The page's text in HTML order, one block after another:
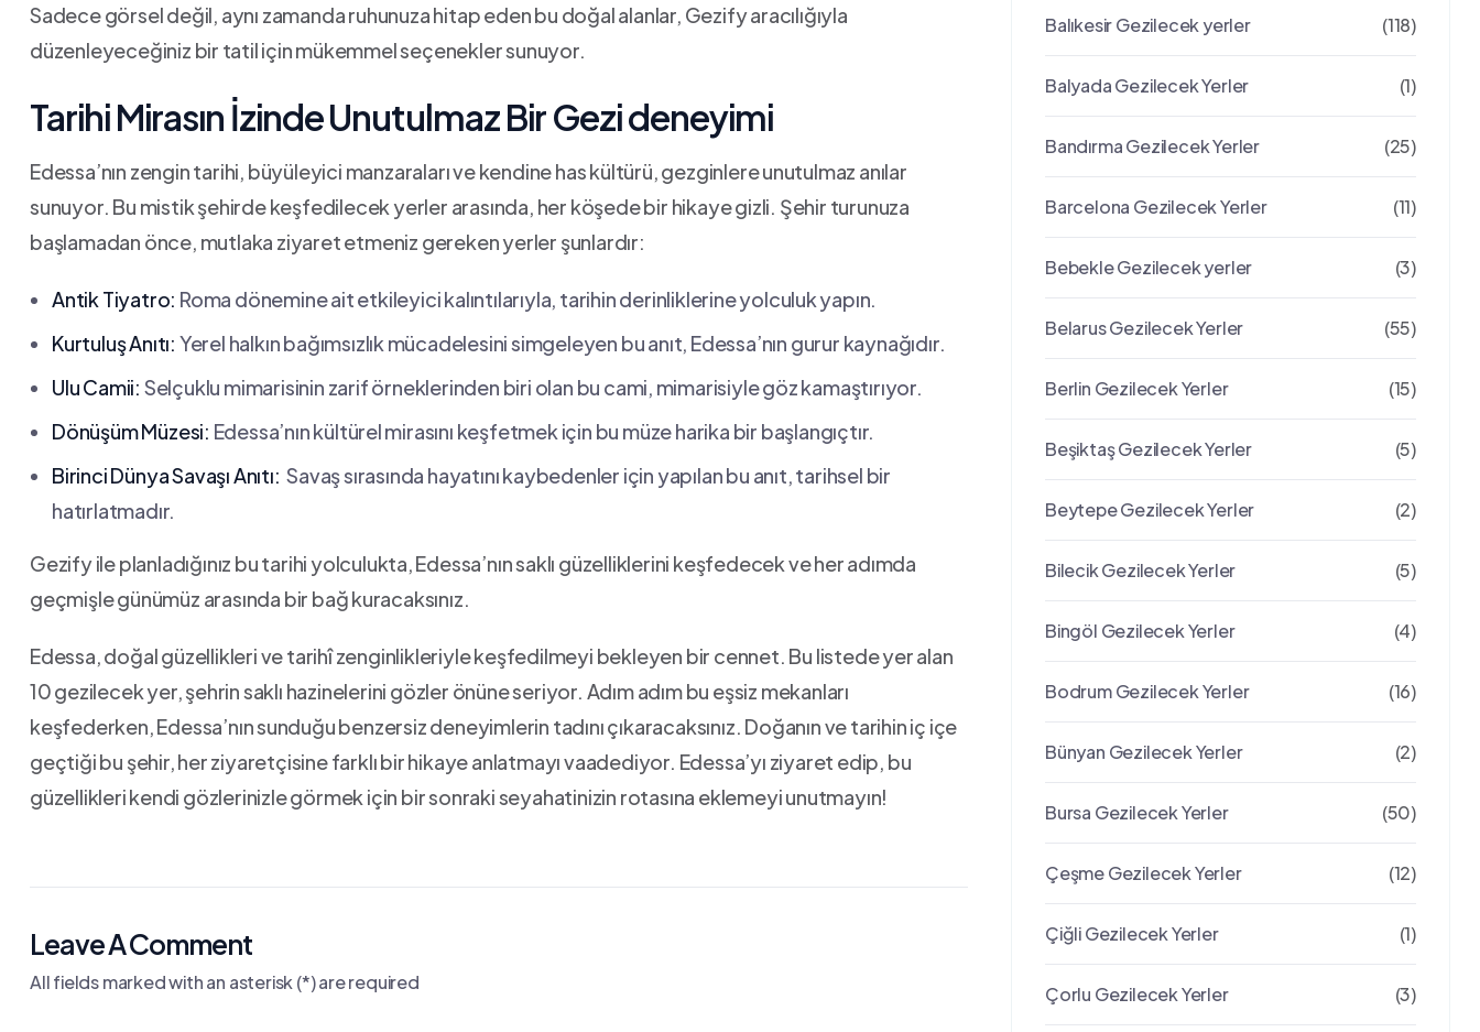
Sadece görsel değil, aynı zamanda‍ ruhunuza hitap eden bu doğal alanlar, Gezify aracılığıyla
düzenleyeceğiniz bir ⁣tatil⁢ için mükemmel seçenekler sunuyor.
Tarihi Mirasın İzinde⁣ Unutulmaz Bir Gezi ‌deneyimi
Edessa’nın zengin tarihi, büyüleyici manzaraları​ ve kendine has kültürü, gezginlere⁤ unutulmaz anılar
sunuyor. Bu ‍mistik şehirde keşfedilecek yerler arasında, her köşede bir hikaye gizli. Şehir‍ turunuza
başlamadan önce, mutlaka ziyaret etmeniz gereken ​yerler şunlardır:
Antik Tiyatro: Roma dönemine ait etkileyici kalıntılarıyla, tarihin derinliklerine yolculuk ⁢yapın.
Kurtuluş Anıtı: Yerel halkın bağımsızlık ⁢mücadelesini simgeleyen ​bu anıt, Edessa’nın gurur kaynağıdır.
Ulu Camii: Selçuklu mimarisinin zarif örneklerinden biri olan bu cami, ⁢mimarisiyle göz kamaştırıyor.
Dönüşüm Müzesi: ⁣Edessa’nın kültürel ⁤mirasını keşfetmek için bu müze harika bir başlangıçtır.
Birinci Dünya Savaşı Anıtı: ‍ Savaş ​sırasında hayatını kaybedenler için‌ yapılan bu anıt, tarihsel bir
hatırlatmadır.
Gezify ile planladığınız bu tarihi yolculukta, ⁢Edessa’nın‍ saklı​ güzelliklerini keşfedecek ve ⁣her adımda
geçmişle günümüz arasında bir bağ ⁤kuracaksınız.
Edessa, doğal güzellikleri ve tarihî zenginlikleriyle keşfedilmeyi bekleyen bir cennet. Bu listede yer alan
10⁣ gezilecek‍ yer, şehrin saklı ‍hazinelerini gözler önüne seriyor. Adım adım bu eşsiz mekanları
keşfederken, Edessa’nın ⁤sunduğu benzersiz deneyimlerin tadını çıkaracaksınız. Doğanın ve tarihin iç içe
geçtiği bu şehir, ⁣her ziyaretçisine farklı bir hikaye anlatmayı vaadediyor. Edessa’yı ziyaret edip, bu
güzellikleri⁤ kendi gözlerinizle görmek için bir sonraki‌ seyahatinizin rotasına ​eklemeyi unutmayın!
Leave A Comment
All fields marked with an asterisk (*) are required
Balıkesir Gezilecek yerler (118)
Balyada Gezilecek Yerler (1)
Bandırma Gezilecek Yerler (25)
Barcelona Gezilecek Yerler (11)
Bebekle Gezilecek yerler (3)
Belarus Gezilecek Yerler (55)
Berlin Gezilecek Yerler (15)
Beşiktaş Gezilecek Yerler (5)
Beytepe Gezilecek Yerler (2)
Bilecik Gezilecek Yerler (5)
Bingöl Gezilecek Yerler (4)
Bodrum Gezilecek Yerler (16)
Bünyan Gezilecek Yerler (2)
Bursa Gezilecek Yerler (50)
Çeşme Gezilecek Yerler (12)
Çiğli Gezilecek Yerler (1)
Çorlu Gezilecek Yerler (3)